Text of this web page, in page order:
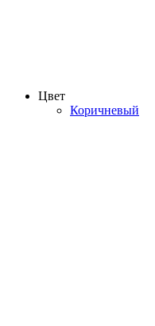
Цвет
Коричневый